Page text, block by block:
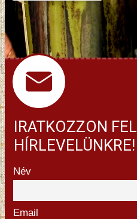
IRATKOZZON FEL
HÍRLEVELÜNKRE!
Név
Email